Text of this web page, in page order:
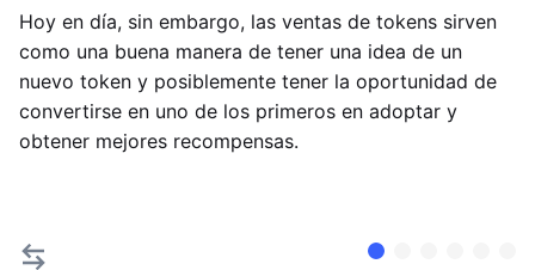
Hoy en día, sin embargo, las ventas de tokens sirven
como una buena manera de tener una idea de un
nuevo token y posiblemente tener la oportunidad de
convertirse en uno de los primeros en adoptar y
obtener mejores recompensas.